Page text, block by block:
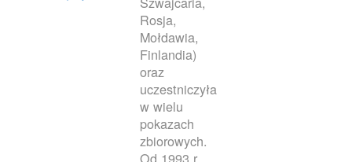
Rosja,
Mołdawia,
Finlandia)
oraz
uczestniczyła
w wielu
pokazach
zbiorowych.